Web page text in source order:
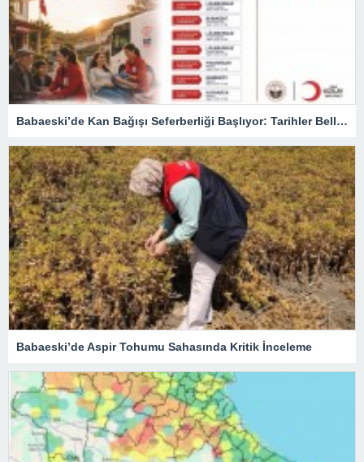
Babaeski’de Kan Bağışı Seferberliği Başlıyor: Tarihler Belli Oldu
Babaeski’de Aspir Tohumu Sahasında Kritik İnceleme